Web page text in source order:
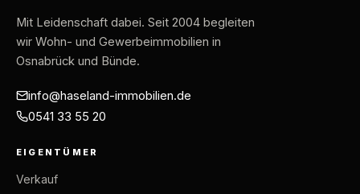
Mit Leidenschaft dabei. Seit 2004 begleiten
wir Wohn- und Gewerbeimmobilien in
Osnabrück und Bünde.
info@haseland-immobilien.de
0541 33 55 20
EIGENTÜMER
Verkauf